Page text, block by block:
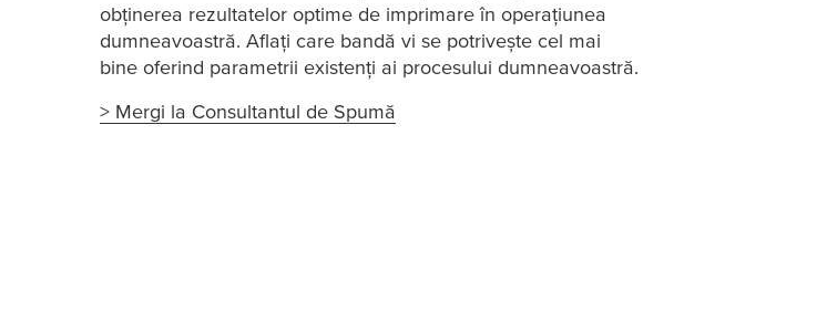
obținerea rezultatelor optime de imprimare în operațiunea
dumneavoastră. Aflați care bandă vi se potrivește cel mai
bine oferind parametrii existenți ai procesului dumneavoastră.
> Mergi la Consultantul de Spumă